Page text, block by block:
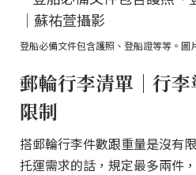
登船必備文件包含護照、登船證等等。圖
郵輪行李清單｜行
限制
搭郵輪行李件數跟重量是沒有
托運需求的話，規定最多兩件